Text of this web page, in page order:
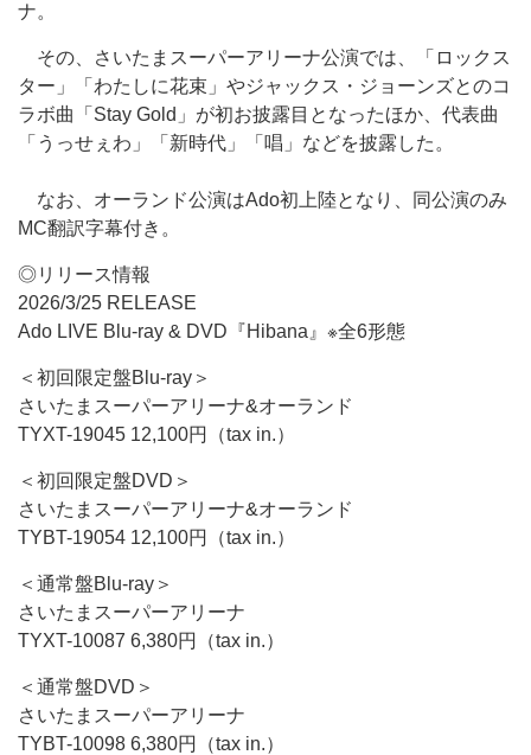
ナ。
その、さいたまスーパーアリーナ公演では、「ロックス
ター」「わたしに花束」やジャックス・ジョーンズとのコ
ラボ曲「Stay Gold」が初お披露目となったほか、代表曲
「うっせぇわ」「新時代」「唱」などを披露した。
なお、オーランド公演はAdo初上陸となり、同公演のみ
MC翻訳字幕付き。
◎リリース情報
2026/3/25 RELEASE
Ado LIVE Blu-ray & DVD『Hibana』※全6形態
＜初回限定盤Blu-ray＞
さいたまスーパーアリーナ&オーランド
TYXT-19045 12,100円（tax in.）
＜初回限定盤DVD＞
さいたまスーパーアリーナ&オーランド
TYBT-19054 12,100円（tax in.）
＜通常盤Blu-ray＞
さいたまスーパーアリーナ
TYXT-10087 6,380円（tax in.）
＜通常盤DVD＞
さいたまスーパーアリーナ
TYBT-10098 6,380円（tax in.）